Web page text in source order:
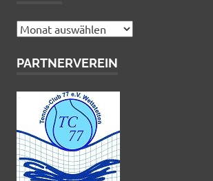
Archiv
PARTNERVEREIN